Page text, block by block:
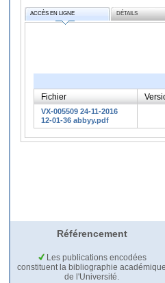
ACCÈS EN LIGNE DÉTAILS
Fichier
VX-005509 24-11-2016
12-01-36 abbyy.pdf
Référencement
Les publications encodées
constituent la bibliographie académique
de l'Université.